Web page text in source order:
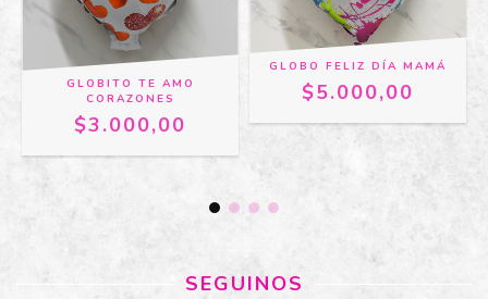
GLOBITO TE AMO
CORAZONES
$3.000,00
GLOBO FELIZ DÍA MAMÁ
$5.000,00
SEGUINOS